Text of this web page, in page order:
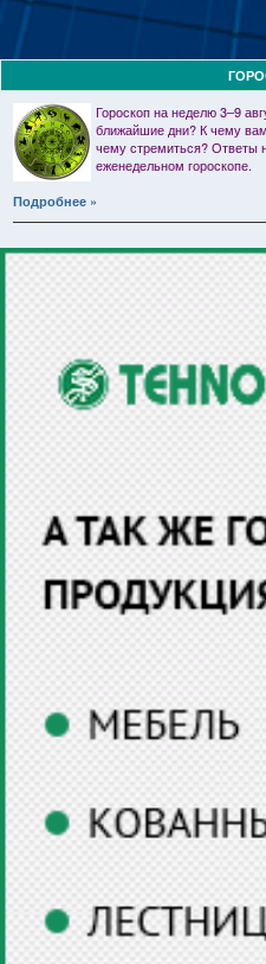
Гороскоп на неделю 3–9
ближайшие дни? К чему вам
чему стремиться? Ответы
еженедельном гороскопе.
Подробнее »